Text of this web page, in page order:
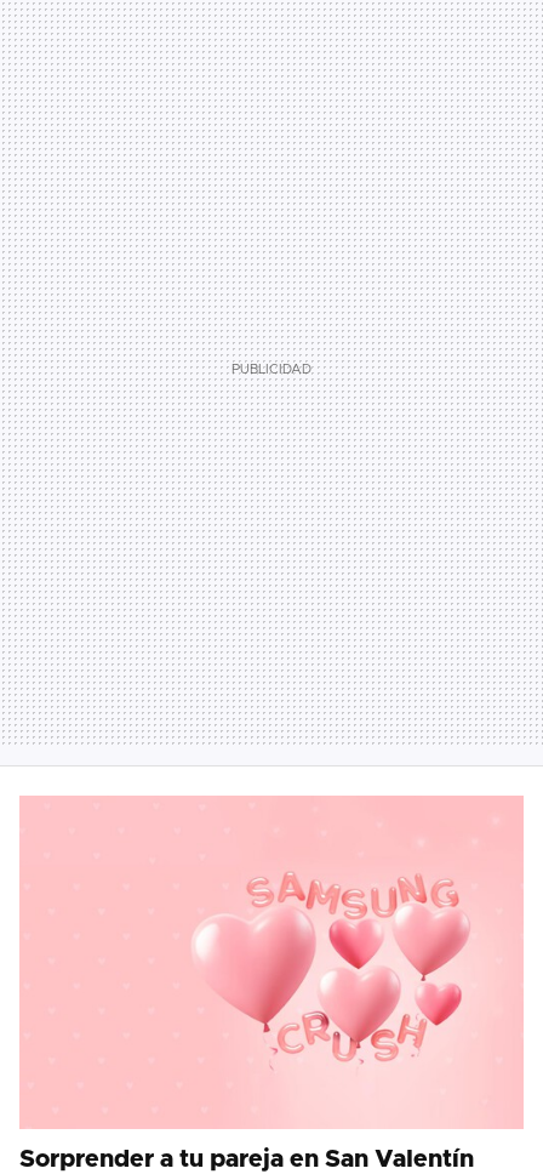
Sorprender a tu pareja en San Valentín